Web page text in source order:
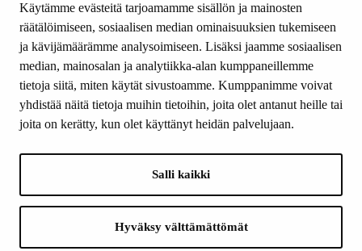
Käytämme evästeitä tarjoamamme sisällön ja mainosten
räätälöimiseen, sosiaalisen median ominaisuuksien tukemiseen
ja kävijämäärämme analysoimiseen. Lisäksi jaamme sosiaalisen
median, mainosalan ja analytiikka-alan kumppaneillemme
tietoja siitä, miten käytät sivustoamme. Kumppanimme voivat
yhdistää näitä tietoja muihin tietoihin, joita olet antanut heille tai
joita on kerätty, kun olet käyttänyt heidän palvelujaan.
Salli kaikki
Hyväksy välttämättömät
Yhteystiedot
SEURAA MEITÄ
Facebook
Instagram
LinkedIn
Suomen Kulttuurirahasto: